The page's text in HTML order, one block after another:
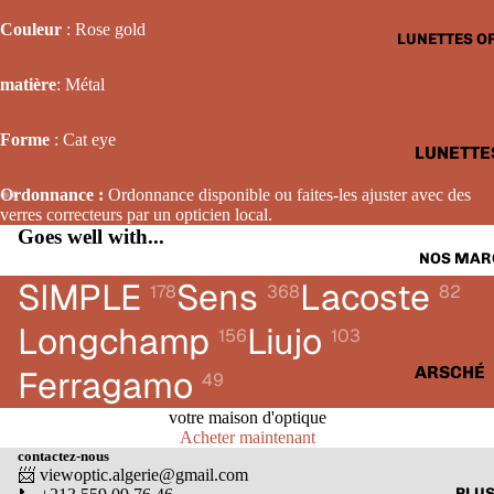
LUNETTES
HOMME
FEMME
NOS
ARSCHÉ
CARTIER
Couleur : Rose gold
matière: Métal
Forme : Cat eye
Ordonnance : Ordonnance disponible ou faites-les ajuster avec des
verres correcteurs par un opticien local.
Goes well with...
SIMPLE 178Sens 368Lacoste 82
Longchamp 156Liujo 103
Ferragamo 49
votre maison d'optique
Acheter maintenant
contactez-nous
📨 viewoptic.algerie@gmail.com